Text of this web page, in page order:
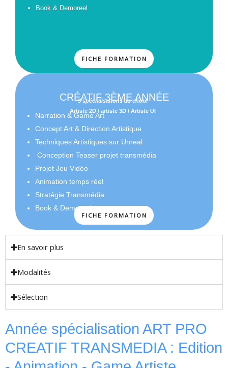
Book & Demoreel
FICHE FORMATION
CRÉATIF 3ÈME ANNÉE
3 spécialisations au choix
Artiste 2D / artiste 3D / Artiste UI
Narration & Game Art
Concept Art & Direction Artistique
Techniques Artistiques sur Unreal
Conception Teaser projet transmédia
Projet Jeu Vidéo
Animation temps réel
Stratégie Transmédia
Book & Demoreel
FICHE FORMATION
En savoir plus
Modalités
Sélection
Année spécialisation ART PRO
CREATIF TRANSMEDIA : Edition